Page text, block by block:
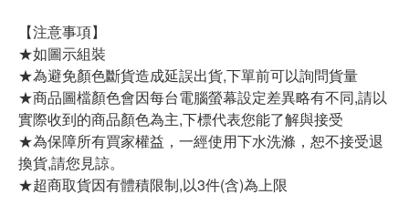
【注意事項】
★如圖示組裝
★為避免顏色斷貨造成延誤出貨,下單前可以詢問貨量
★商品圖檔顏色會因每台電腦螢幕設定差異略有不同,請以
實際收到的商品顏色為主,下標代表您能了解與接受
★為保障所有買家權益，一經使用下水洗滌，恕不接受退
換貨,請您見諒。
★超商取貨因有體積限制,以3件(含)為上限